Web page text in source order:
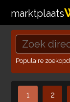
marktplaats
Populaire
1 2